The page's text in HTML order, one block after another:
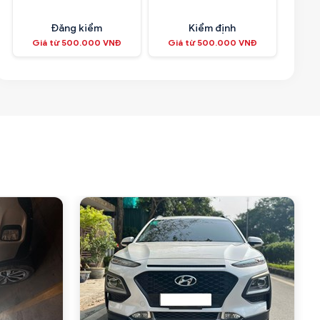
Đăng kiểm
Giá từ 500.000 VNĐ
Kiểm định
Giá từ 500.000 VNĐ